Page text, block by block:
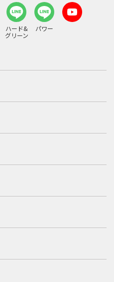
ハード&
グリーン
パワー